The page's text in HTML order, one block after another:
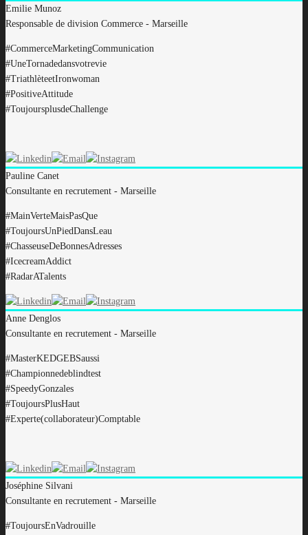
Emilie Munoz
Responsable de division Commerce - Marseille
#CommerceMarketingCommunication
#UneTornadedansvotrevie
#TriathlèteetIronwoman
#PositiveAttitude
#ToujoursplusdeChallenge
Pauline Canet
Consultante en recrutement - Marseille
#MainVerteMaisPasQue
#ToujoursUnPiedDansLeau
#ChasseuseDeBonnesAdresses
#IcecreamAddict
#RadarATalents
Anne Denglos
Consultante en recrutement - Marseille
#MasterKEDGEBSaussi
#Championnedeblindtest
#SpeedyGonzales
#ToujoursPlusHaut
#Experte(collaborateur)Comptable
Joséphine Silvani
Consultante en recrutement - Marseille
#ToujoursEnVadrouille